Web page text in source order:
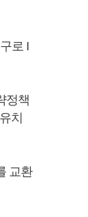
로 I
정책
치
교환